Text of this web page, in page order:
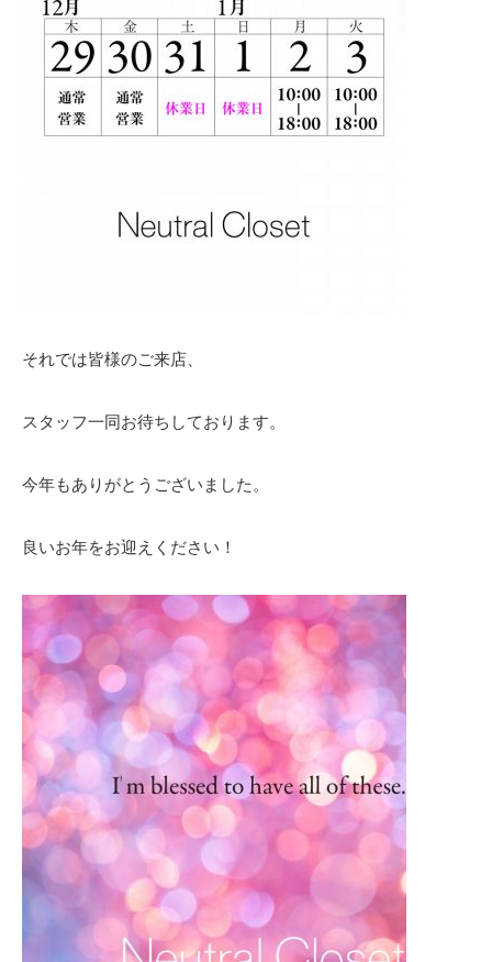
それでは皆様のご来店、
スタッフ一同お待ちしております。
今年もありがとうございました。
良いお年をお迎えください！